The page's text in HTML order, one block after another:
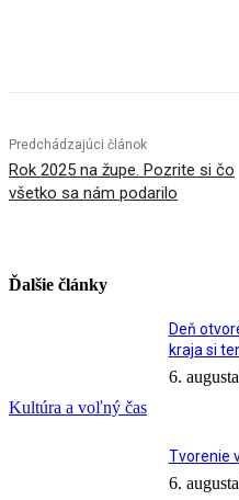
Predchádzajúci článok
Rok 2025 na župe. Pozrite si čo
všetko sa nám podarilo
Ďalšie články
Kultúra a voľný čas
Deň
kraja si
6.
Tvorenie
6.